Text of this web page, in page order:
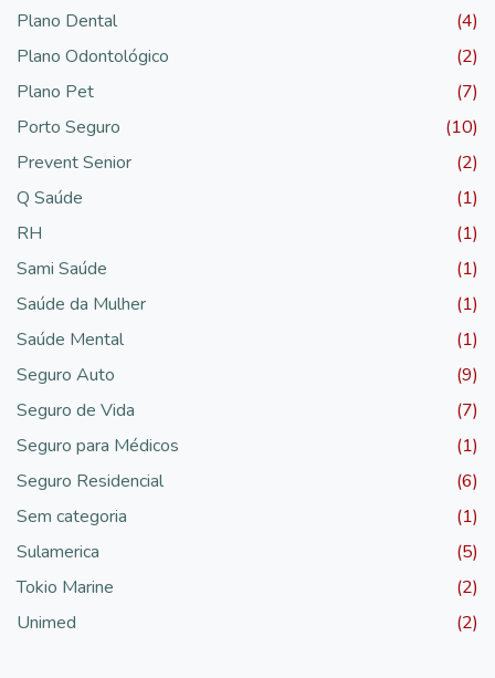
Plano Dental
(4)
Plano Odontológico
(2)
Plano Pet
(7)
Porto Seguro
(10)
Prevent Senior
(2)
Q Saúde
(1)
RH
(1)
Sami Saúde
(1)
Saúde da Mulher
(1)
Saúde Mental
(1)
Seguro Auto
(9)
Seguro de Vida
(7)
Seguro para Médicos
(1)
Seguro Residencial
(6)
Sem categoria
(1)
Sulamerica
(5)
Tokio Marine
(2)
Unimed
(2)